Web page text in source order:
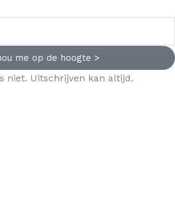
me op de hoogte >
niet. Uitschrijven kan altijd.